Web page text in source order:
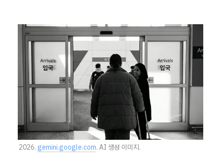
2026. gemini.google.com. AI 생성 이미지.